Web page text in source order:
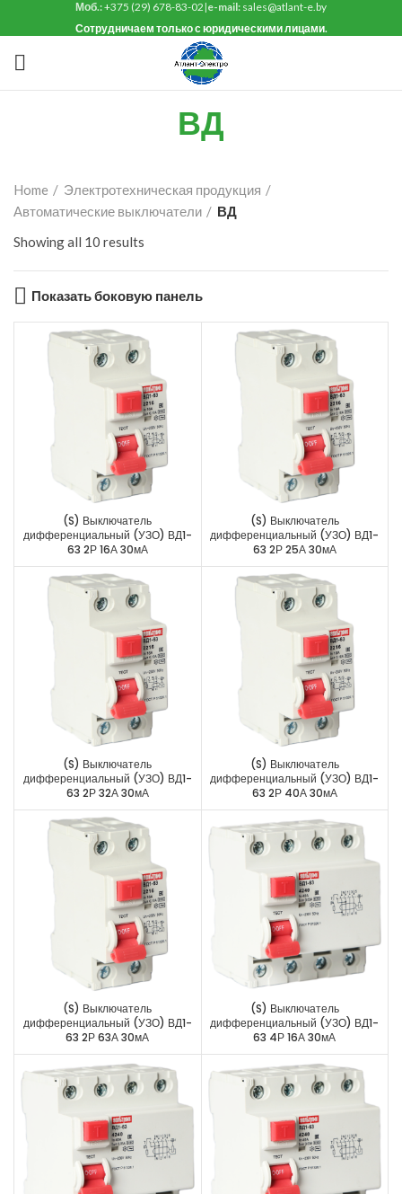
Моб.:+375 (29) 678-83-02 |e-mail: sales@atlant-e.by
Сотрудничаем только с юридическими лицами.
ВД
Home
Электротехническая продукция
Автоматические выключатели
ВД
Showing all 10 results
Показать боковую панель
(S) Выключатель
дифференциальный (УЗО) ВД1-
63 2Р 16А 30мА
(S) Выключатель
дифференциальный (УЗО) ВД1-
63 2Р 25А 30мА
(S) Выключатель
дифференциальный (УЗО) ВД1-
63 2Р 32А 30мА
(S) Выключатель
дифференциальный (УЗО) ВД1-
63 2Р 40А 30мА
(S) Выключатель
дифференциальный (УЗО) ВД1-
63 2Р 63А 30мА
(S) Выключатель
дифференциальный (УЗО) ВД1-
63 4Р 16А 30мА